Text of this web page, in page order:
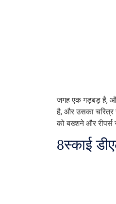
जगह एक गड़बड़ है,
है, और उसका चरित्र
को बख्शने और
8स्काई